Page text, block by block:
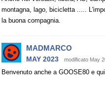
montagna, lago, bicicletta .....
la buona compagnia.
MADMARCO
MAY 2023 modificato May
Benvenuto anche a GOOSE80 e